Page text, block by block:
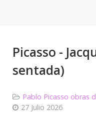
Picasso -
sentada)
Pablo Picasso obras
27 Julio 2026